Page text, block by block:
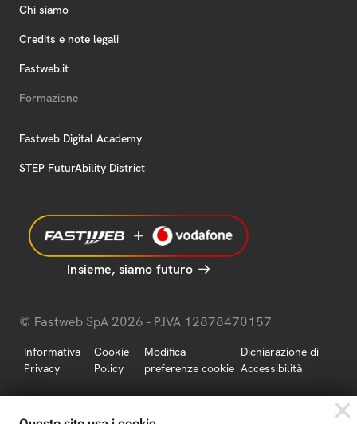
Chi siamo
Credits e note legali
Fastweb.it
Formazione
Fastweb Digital Academy
STEP FuturAbility District
Insieme, siamo futuro
© Fastweb SpA 2026 - P.IVA 12878470157
Informativa
Privacy
Cookie
Policy
Modifica
preferenze cookie
Dichiarazione di
Accessibilità